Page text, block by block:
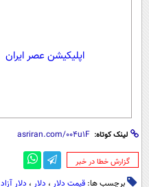
اپلیکیشن عصر ایران
لینک کوتاه:
‌گزارش خطا در خبر
برچسب ها: قیمت دلار ، دلار ، دلار آزاد